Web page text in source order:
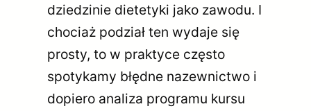
dziedzinie dietetyki jako zawodu. I
chociaż podział ten wydaje się
prosty, to w praktyce często
spotykamy błędne nazewnictwo i
dopiero analiza programu kursu